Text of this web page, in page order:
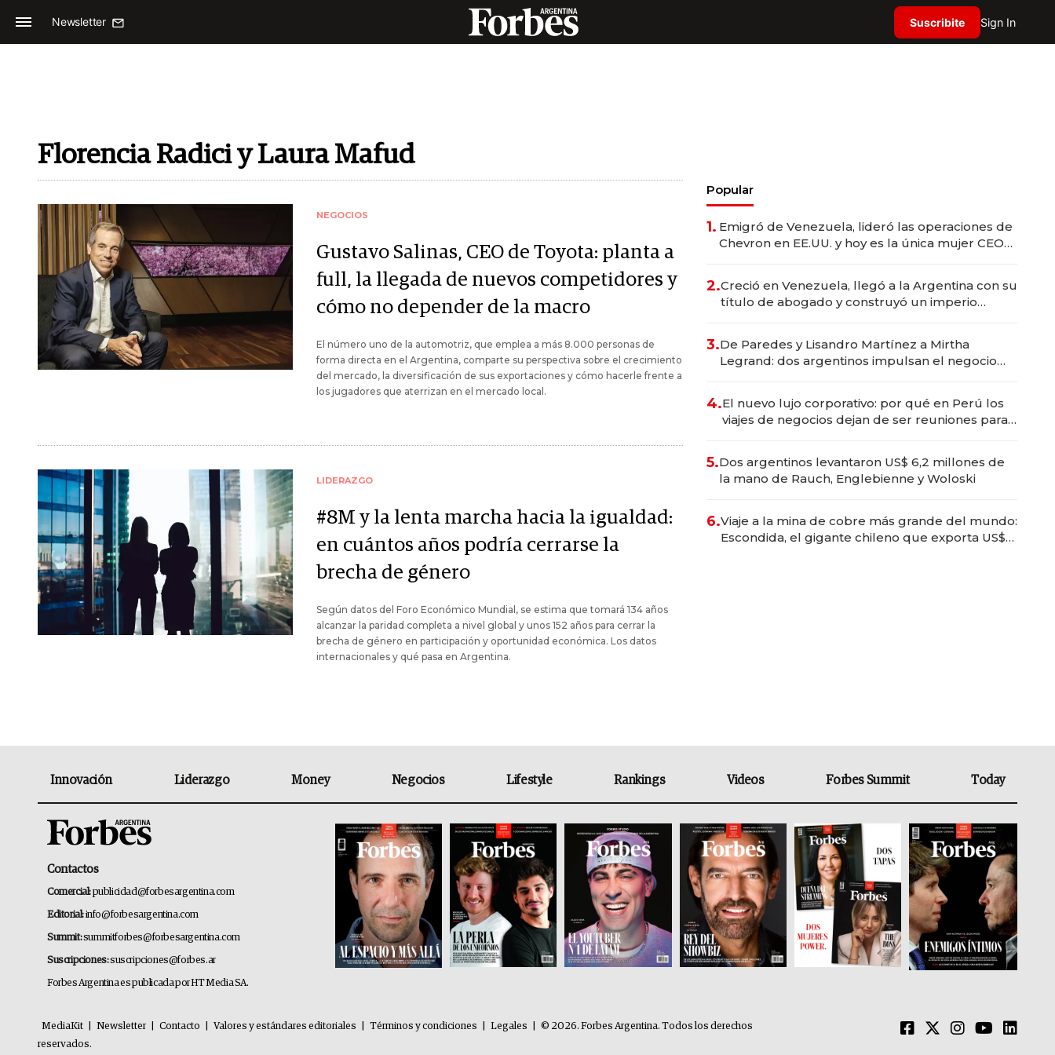
Newsletter Suscribite Sign In
Florencia Radici y Laura Mafud
NEGOCIOS
Gustavo Salinas, CEO de Toyota: planta a
full, la llegada de nuevos competidores y
cómo no depender de la macro
El número uno de la automotriz, que emplea a más 8.000 personas de
forma directa en el Argentina, comparte su perspectiva sobre el crecimiento
del mercado, la diversificación de sus exportaciones y cómo hacerle frente a
los jugadores que aterrizan en el mercado local.
LIDERAZGO
#8M y la lenta marcha hacia la igualdad:
en cuántos años podría cerrarse la
brecha de género
Según datos del Foro Económico Mundial, se estima que tomará 134 años
alcanzar la paridad completa a nivel global y unos 152 años para cerrar la
brecha de género en participación y oportunidad económica. Los datos
internacionales y qué pasa en Argentina.
Popular
1. Emigró de Venezuela, lideró las operaciones de
Chevron en EE.UU. y hoy es la única mujer CEO
2.Creció en Venezuela, llegó a la Argentina con su
título de abogado y construyó un imperio
3.De Paredes y Lisandro Martínez a Mirtha
Legrand: dos argentinos impulsan el negocio
4.El nuevo lujo corporativo: por qué en Perú los
viajes de negocios dejan de ser reuniones para
5.Dos argentinos levantaron US$ 6,2 millones de
la mano de Rauch, Englebienne y Woloski
6.Viaje a la mina de cobre más grande del mundo:
Escondida, el gigante chileno que exporta US$
Innovación Liderazgo Money Negocios Lifestyle Rankings Videos Forbes Summit Today
Contactos
Comercial:publicidad@forbesargentina.com
Editorial:info@forbesargentina.com
Summit:summitforbes@forbesargentina.com
Suscripciones:suscripciones@forbes.ar
Forbes Argentina es publicada por HT Media SA.
MediaKit Newsletter Contacto Valores y estándares editoriales Términos y condiciones Legales
© 2026. Forbes Argentina. Todos los derechos
reservados.